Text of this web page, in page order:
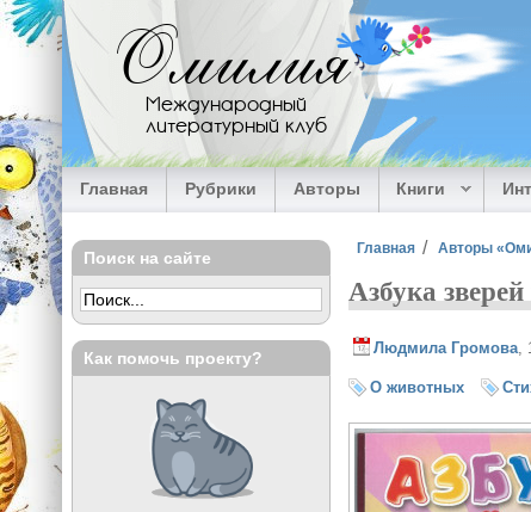
Перейти к основному содержанию
Омилия
Международный
литературный клуб
Главная Рубрики Авторы Книги
Вы здесь
Главная Авторы
Азбука
Людмила Громова
О животных
Поиск на сайте
Как помочь проекту?